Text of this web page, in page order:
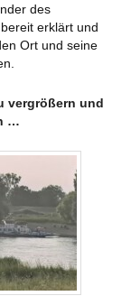
des
erklärt und
Ort und seine
vergrößern und
…